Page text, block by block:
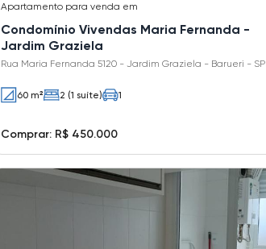
Apartamento para venda em
Condomínio Vivendas Maria Fernanda -
Jardim Graziela
Rua Maria Fernanda 5120 - Jardim Graziela - Barueri - SP
60 m² 2 (1 suíte) 1
Comprar: R$ 450.000